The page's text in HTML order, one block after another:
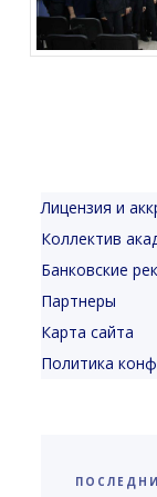
Лицензия и
Коллектив
Банковские
Партнеры
Карта сайта
Политика